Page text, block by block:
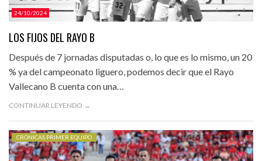
24/10/2024
LOS FIJOS DEL RAYO B
Después de 7 jornadas disputadas o, lo que es lo mismo, un 20
% ya del campeonato liguero, podemos decir que el Rayo
Vallecano B cuenta con una…
CONTINUAR LEYENDO →
CRÓNICAS PRIMER EQUIPO